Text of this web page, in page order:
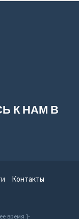
К НАМ В
Контакты
время ]-